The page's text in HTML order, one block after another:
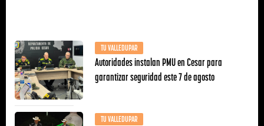
TU VALLEDUPAR
Autoridades instalan PMU en Cesar para
garantizar seguridad este 7 de agosto
TU VALLEDUPAR